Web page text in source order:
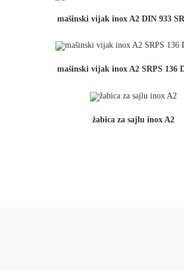
mašinski vijak inox A2 DIN 933
mašinski vijak inox A2 SRPS 136
žabica za sajlu inox A2